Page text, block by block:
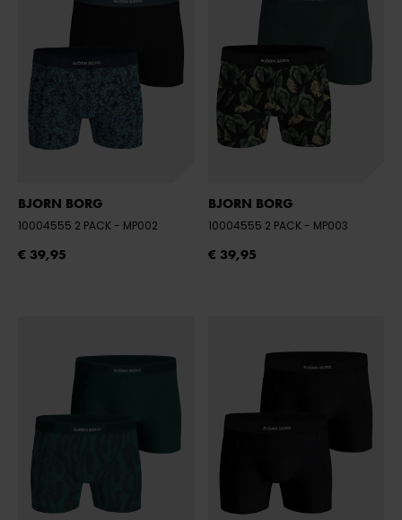
BJORN BORG
10004555 2 PACK - MP002
€ 39,95
BJORN BORG
10004555 2 PACK - MP003
€ 39,95